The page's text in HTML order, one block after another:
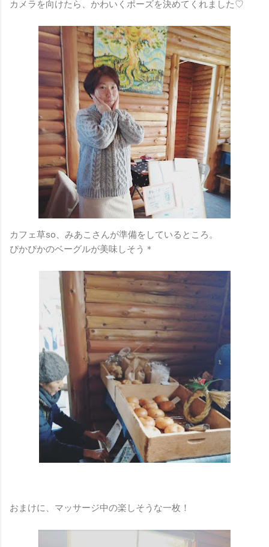
カメラを向けたら、かわいくポーズを決めてくれました♡
カフェ草so、みあこさんが準備をしているところ。
ぴかぴかのベーグルが美味しそう＊
おまけに、マッサージ中の楽しそうな一枚！